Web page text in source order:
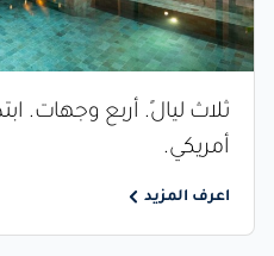
أمريكي.
اعرف المزيد